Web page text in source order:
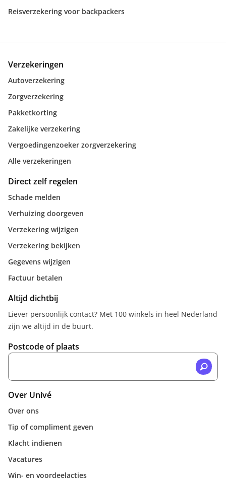
Reisverzekering voor backpackers
Verzekeringen
Autoverzekering
Zorgverzekering
Pakketkorting
Zakelijke verzekering
Vergoedingenzoeker zorgverzekering
Alle verzekeringen
Direct zelf regelen
Schade melden
Verhuizing doorgeven
Verzekering wijzigen
Verzekering bekijken
Gegevens wijzigen
Factuur betalen
Altijd dichtbij
Liever persoonlijk contact? Met 100 winkels in heel Nederland
zijn we altijd in de buurt.
Postcode of plaats
Over Univé
Over ons
Tip of compliment geven
Klacht indienen
Vacatures
Win- en voordeelacties